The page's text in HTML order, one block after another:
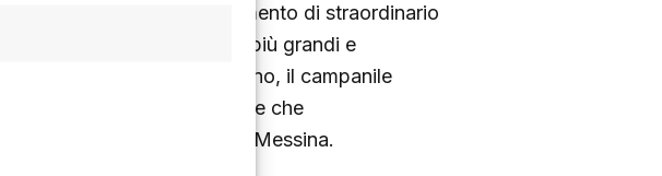
Cattedrale ospita un elemento di straordinario
nel 1933, è uno dei più grandi e
Ogni giorno a mezzogiorno, il campanile
di figure meccaniche che
imperdibile per chi visita Messina.